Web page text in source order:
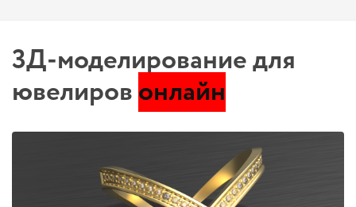
3Д-моделирование для
ювелировонлайн